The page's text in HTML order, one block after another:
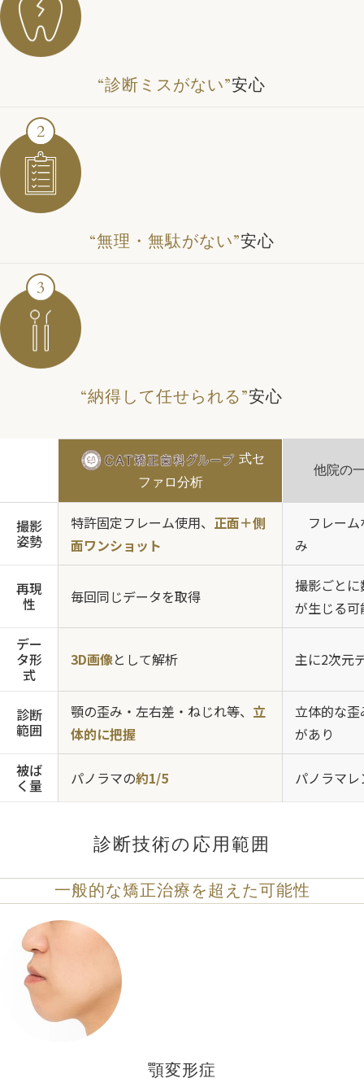
“診断ミスがない”安心
“無理・無駄がない”安心
“納得して任せられる”安心
式セ
ファロ分析
他院の
撮影
姿勢
特許固定フレーム使用、 正面＋側
面ワンショット
フレーム
み
再現
性 毎回同じデータを取得
撮影ごと
が生じる可
デー
タ形
式
3D画像として解析 主に2次元
診断
範囲
顎の歪み・左右差・ねじれ等、 立
体的に把握
立体的な
があり
被ば
く量 パノラマの約1/5 パノラマ
診断技術の応用範囲
一般的な矯正治療を超えた可能性
顎変形症